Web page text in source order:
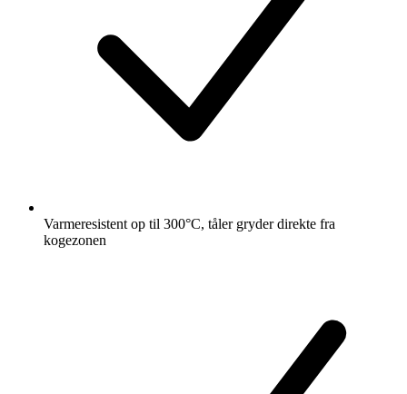
Varmeresistent op til 300°C, tåler gryder direkte fra
kogezonen